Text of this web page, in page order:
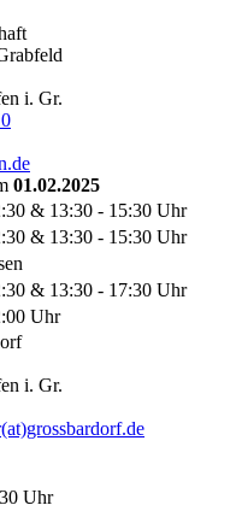
i. Gr.
01.02.2025
& 13:30 - 15:30 Uhr
& 13:30 - 15:30 Uhr
& 13:30 - 17:30 Uhr
Uhr
i. Gr.
Uhr